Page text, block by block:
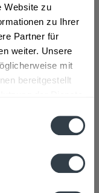
Website zu
zu Ihrer
Partner für
weiter. Unsere
mit
bereitgestellt